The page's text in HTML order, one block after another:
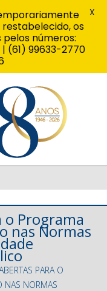
o Programa
nas Normas
PARA O
NAS NORMAS
os
números:
| (61) 99633-2770
X